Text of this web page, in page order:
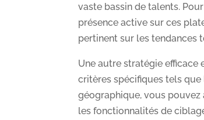
vaste bassin de talents.
présence active sur ces
pertinent sur les tendances
Une autre stratégie efficace
critères spécifiques tels
géographique, vous
les fonctionnalités de